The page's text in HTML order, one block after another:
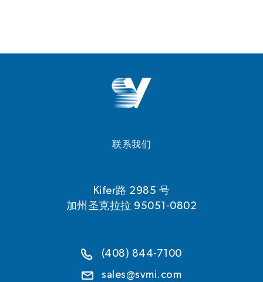
联系我们
Kifer路 2985 号
加州圣克拉拉 95051-0802
(408) 844-7100
sales@svmi.com